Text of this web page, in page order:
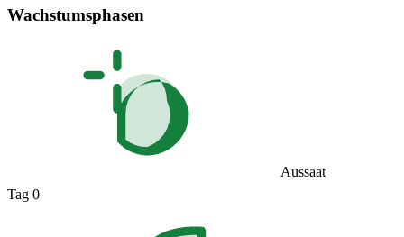
Wachstumsphasen
Aussaat
Tag 0